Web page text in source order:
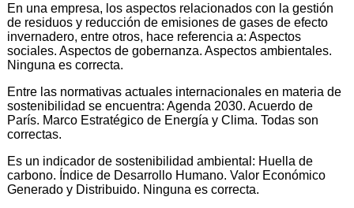
En una empresa, los aspectos relacionados con la gestión
de residuos y reducción de emisiones de gases de efecto
invernadero, entre otros, hace referencia a: Aspectos
sociales. Aspectos de gobernanza. Aspectos ambientales.
Ninguna es correcta.
Entre las normativas actuales internacionales en materia de
sostenibilidad se encuentra: Agenda 2030. Acuerdo de
París. Marco Estratégico de Energía y Clima. Todas son
correctas.
Es un indicador de sostenibilidad ambiental: Huella de
carbono. Índice de Desarrollo Humano. Valor Económico
Generado y Distribuido. Ninguna es correcta.